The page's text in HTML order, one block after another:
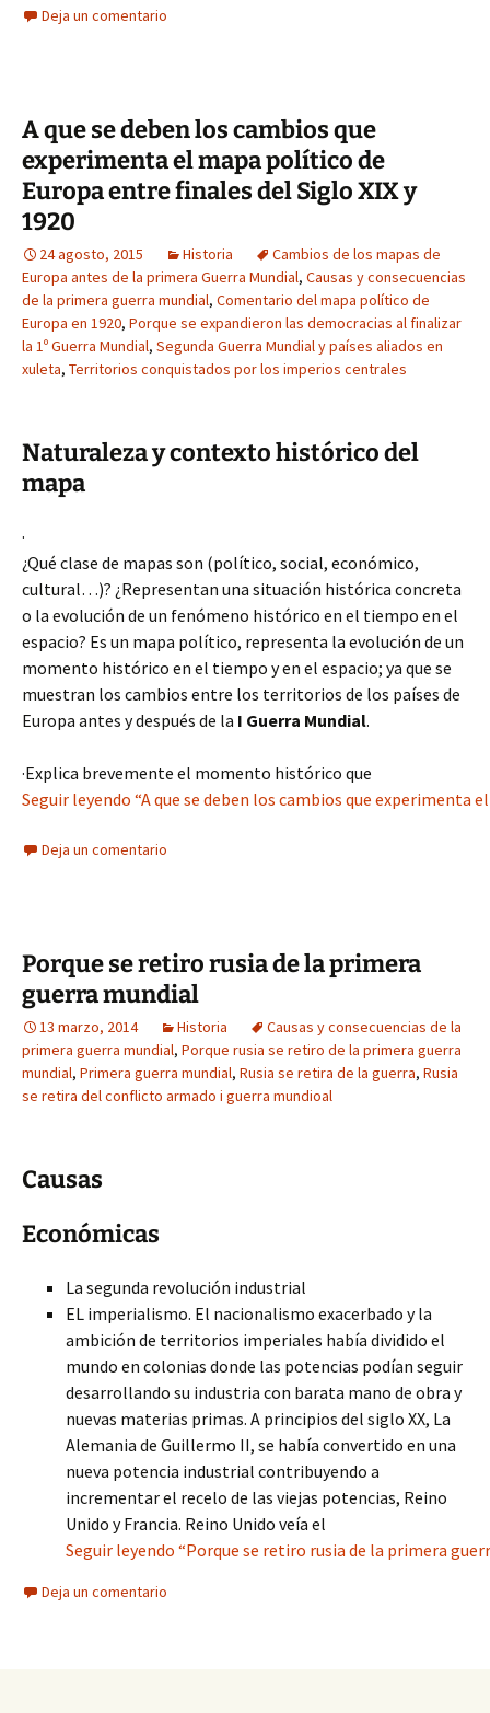
Deja un comentario
A que se deben los cambios que
experimenta el mapa político de
Europa entre finales del Siglo XIX y
1920
24 agosto, 2015 Historia
Cambios de los mapas de
Europa antes de la primera Guerra Mundial, Causas y consecuencias
de la primera guerra mundial, Comentario del mapa político de
Europa en 1920, Porque se expandieron las democracias al finalizar
la 1º Guerra Mundial, Segunda Guerra Mundial y países aliados en
xuleta, Territorios conquistados por los imperios centrales
Naturaleza y contexto histórico del
mapa
·
¿Qué clase de mapas son (político, social, económico,
cultural…)? ¿Representan una situación histórica concreta
o la evolución de un fenómeno histórico en el tiempo en el
espacio? Es un mapa político, representa la evolución de un
momento histórico en el tiempo y en el espacio; ya que se
muestran los cambios entre los territorios de los países de
Europa antes y después de la I Guerra Mundial.
·Explica brevemente el momento histórico que
Seguir leyendo “A que se deben los cambios que experimenta
Deja un comentario
Porque se retiro rusia de la primera
guerra mundial
13 marzo, 2014 Historia
Causas y consecuencias de la
primera guerra mundial, Porque rusia se retiro de la primera guerra
mundial, Primera guerra mundial, Rusia se retira de la guerra, Rusia
se retira del conflicto armado i guerra mundioal
Causas
Económicas
La segunda revolución industrial
EL imperialismo. El nacionalismo exacerbado y la
ambición de territorios imperiales había dividido el
mundo en colonias donde las potencias podían seguir
desarrollando su industria con barata mano de obra y
nuevas materias primas. A principios del siglo XX, La
Alemania de Guillermo II, se había convertido en una
nueva potencia industrial contribuyendo a
incrementar el recelo de las viejas potencias, Reino
Unido y Francia. Reino Unido veía el
Seguir leyendo “Porque se retiro rusia de la primera
Deja un comentario